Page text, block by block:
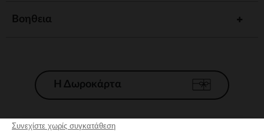
Συνεχίστε χωρίς συγκατάθεση
Βοηθεια
Η Δωροκάρτα